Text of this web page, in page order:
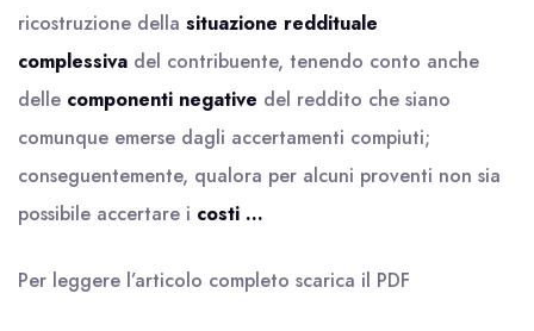
ricostruzione della situazione reddituale
complessiva del contribuente, tenendo conto anche
delle componenti negative del reddito che siano
comunque emerse dagli accertamenti compiuti;
conseguentemente, qualora per alcuni proventi non sia
possibile accertare i costi …
Per leggere l’articolo completo scarica il PDF